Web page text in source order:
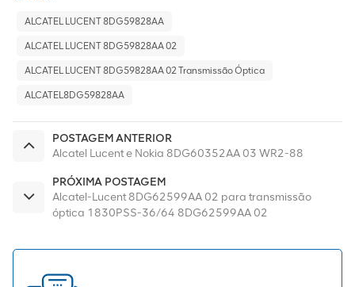
ALCATEL LUCENT 8DG59828AA
ALCATEL LUCENT 8DG59828AA 02
ALCATEL LUCENT 8DG59828AA 02 Transmissão Óptica
ALCATEL8DG59828AA
POSTAGEM ANTERIOR
Alcatel Lucent e Nokia 8DG60352AA 03 WR2-88
PRÓXIMA POSTAGEM
Alcatel-Lucent 8DG62599AA 02 para transmissão
óptica 1830PSS-36/64 8DG62599AA 02